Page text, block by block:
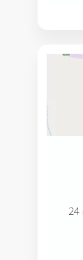
מחפש מנעולן באדורה? אנחנו נותנים מענה 24